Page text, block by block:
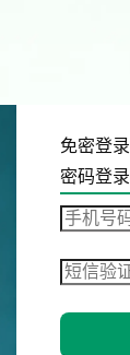
免密登录
密码登录